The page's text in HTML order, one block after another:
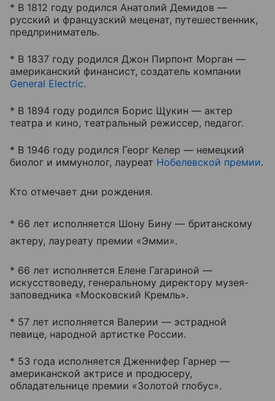
* В 1812 году родился Анатолий Демидов —
русский и французский меценат, путешественник,
предприниматель.
* В 1837 году родился Джон Пирпонт Морган —
американский финансист, создатель компании
General Electric.
* В 1894 году родился Борис Щукин — актер
театра и кино, театральный режиссер, педагог.
* В 1946 году родился Георг Келер — немецкий
биолог и иммунолог, лауреат Нобелевской премии.
Кто отмечает дни рождения.
* 66 лет исполняется Шону Бину — британскому
актеру, лауреату премии «Эмми».
* 66 лет исполняется Елене Гагариной —
искусствоведу, генеральному директору музея-
заповедника «Московский Кремль».
* 57 лет исполняется Валерии — эстрадной
певице, народной артистке России.
* 53 года исполняется Дженнифер Гарнер —
американской актрисе и продюсеру,
обладательнице премии «Золотой глобус».